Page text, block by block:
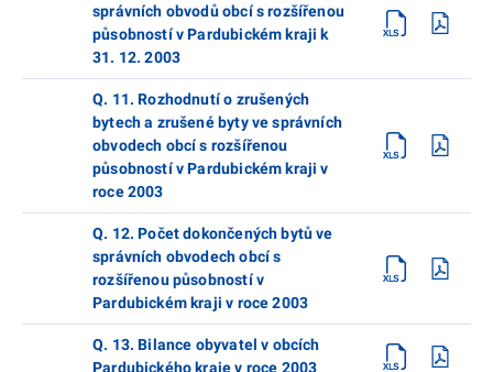
správních obvodů obcí s rozšířenou
působností v Pardubickém kraji k
31. 12. 2003
Q. 11. Rozhodnutí o zrušených
bytech a zrušené byty ve správních
obvodech obcí s rozšířenou
působností v Pardubickém kraji v
roce 2003
Q. 12. Počet dokončených bytů ve
správních obvodech obcí s
rozšířenou působností v
Pardubickém kraji v roce 2003
Q. 13. Bilance obyvatel v obcích
Pardubického kraje v roce 2003